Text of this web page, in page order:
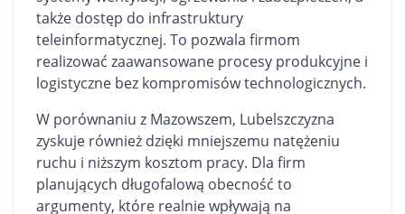
także dostęp do infrastruktury
teleinformatycznej. To pozwala firmom
realizować zaawansowane procesy produkcyjne i
logistyczne bez kompromisów technologicznych.
W porównaniu z Mazowszem, Lubelszczyzna
zyskuje również dzięki mniejszemu natężeniu
ruchu i niższym kosztom pracy. Dla firm
planujących długofalową obecność to
argumenty, które realnie wpływają na